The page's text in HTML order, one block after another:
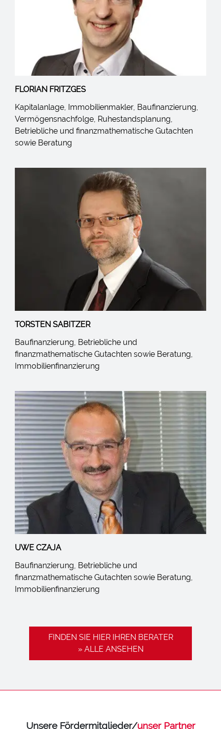
FLORIAN FRITZGES
Kapitalanlage, Immobilienmakler, Baufinanzierung,
Vermögensnachfolge, Ruhestandsplanung,
Betriebliche und finanzmathematische Gutachten
sowie Beratung
TORSTEN SABITZER
Baufinanzierung, Betriebliche und
finanzmathematische Gutachten sowie Beratung,
Immobilienfinanzierung
UWE CZAJA
Baufinanzierung, Betriebliche und
finanzmathematische Gutachten sowie Beratung,
Immobilienfinanzierung
FINDEN SIE HIER IHREN BERATER
» ALLE ANSEHEN
Unsere Fördermitglieder/unser Partner